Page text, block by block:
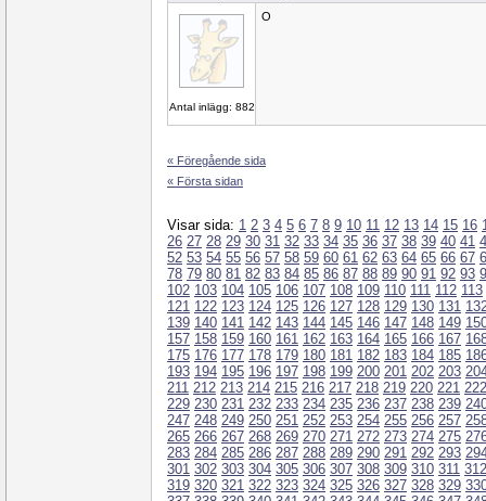
Antal inlägg: 882
O
« Föregående sida
« Första sidan
Visar sida: 1 2 3 4 5 6 7 8 9 10 11 12 13 14 15 16
26 27 28 29 30 31 32 33 34 35 36 37 38 39 40 41
52 53 54 55 56 57 58 59 60 61 62 63 64 65 66 67
78 79 80 81 82 83 84 85 86 87 88 89 90 91 92 93
102 103 104 105 106 107 108 109 110 111 112 113
121 122 123 124 125 126 127 128 129 130 131
139 140 141 142 143 144 145 146 147 148 149
157 158 159 160 161 162 163 164 165 166 167
175 176 177 178 179 180 181 182 183 184 185
193 194 195 196 197 198 199 200 201 202 203
211 212 213 214 215 216 217 218 219 220 221 222
229 230 231 232 233 234 235 236 237 238 239
247 248 249 250 251 252 253 254 255 256 257
265 266 267 268 269 270 271 272 273 274 275
283 284 285 286 287 288 289 290 291 292 293
301 302 303 304 305 306 307 308 309 310 311 312
319 320 321 322 323 324 325 326 327 328 329